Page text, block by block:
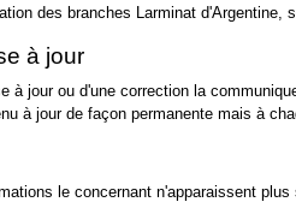
des branches Larminat
à jour
à jour ou d'une correction la
à jour de façon permanente mais à
le concernant n'apparaissent